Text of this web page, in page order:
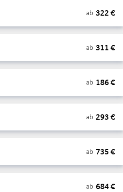
ab 322 €
ab 311 €
ab 186€
ab 293 €
ab 735 €
ab 684€